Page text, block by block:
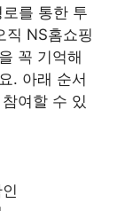
로를 통한 투
직 NS홈쇼핑
꼭 기억해
. 아래 순서
여할 수 있